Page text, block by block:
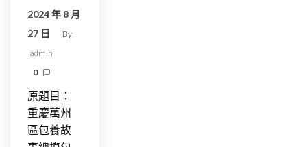
2024 年 8 月
27 日
By
admin
0
原題目：
重慶萬州
區包養故